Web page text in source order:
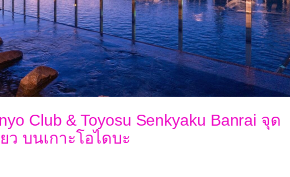
Club & Toyosu Senkyaku Banrai จุด
ว บนเกาะโอไดบะ